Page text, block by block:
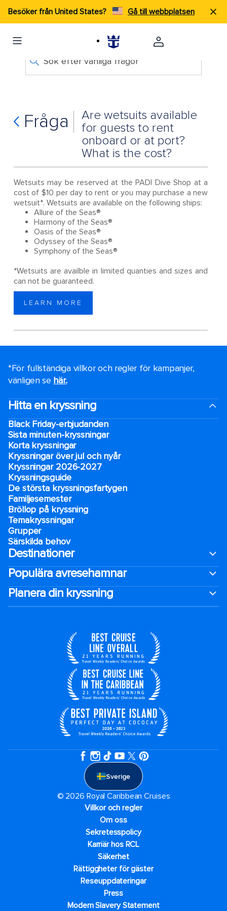
Besöker från United States? Gå till webbplatsen
Sök efter vanliga frågor
Fråga
Are wetsuits available
for guests to rent
onboard or at port?
What is the cost?
Wetsuits may be reserved at the PADI Dive Shop at a
cost of $10 per day to rent or you may purchase a new
wetsuit*. Wetsuits are available on the following ships:
Allure of the Seas®
Harmony of the Seas®
Oasis of the Seas®
Odyssey of the Seas®
Symphony of the Seas®
*Wetsuits are availble in limited quanties and sizes and
can not be guaranteed.
LEARN MORE
*För fullständiga villkor och regler för kampanjer,
vänligen se här..
Hitta en kryssning
Black Friday-erbjudanden
Sista minuten-kryssningar
Korta kryssningar
Kryssningar över jul och nyår
Kryssningar 2026-2027
Kryssningsguide
De största kryssningsfartygen
Familjesemester
Bröllop på kryssning
Temakryssningar
Grupper
Särskilda behov
Destinationer
Populära avresehamnar
Planera din kryssning
Sverige
© 2026 Royal Caribbean Cruises
Villkor och regler
Om oss
Sekretesspolicy
Karriär hos RCL
Säkerhet
Rättiggheter för gäster
Reseuppdateringar​
Press
Modern Slavery Statement